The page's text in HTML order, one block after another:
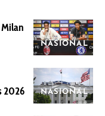
NASIONAL
NASIONAL
2026